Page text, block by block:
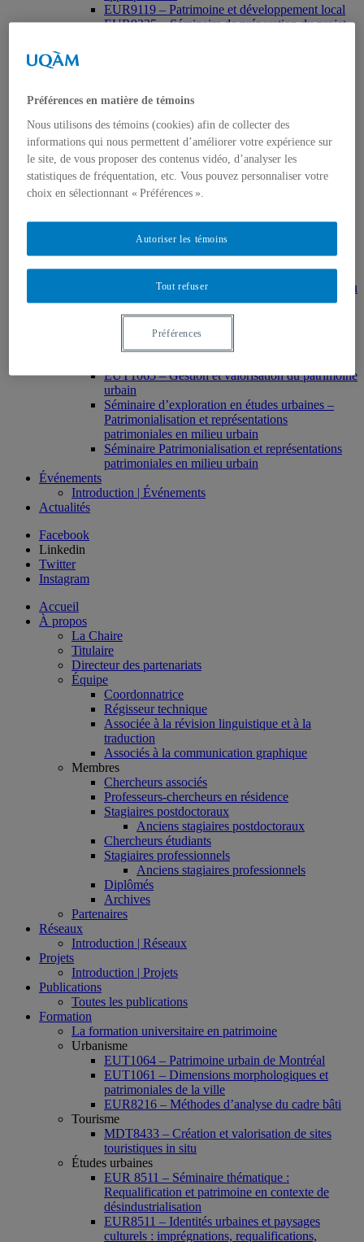
EUR9119 – Patrimoine et développement local
EUR9335 – Séminaire de préparation du projet
patrimoniales en milieu urbain
MSL9006 La patrimonialisation
Histoire de l’art
HAR2644 – Animation, communications,
gestion en patrimoine
Direction de thèses et de mémoires
Stages
touristiques
MDT8101 – Culture et tourisme
MSL9005 – La patrimonialisation
EUR7102 – Dimensions sociales et culturelles du
tourisme
EUR8216 – Méthodes d’analyse du cadre bâti
EUR8460 – Patrimoine et requalification des
espaces urbains
EUT1065 – Gestion et valorisation du patrimoine
urbain
Séminaire d’exploration en études urbaines –
Patrimonialisation et représentations
patrimoniales en milieu urbain
Séminaire Patrimonialisation et représentations
patrimoniales en milieu urbain
Événements
Introduction | Événements
Actualités
Facebook
Linkedin
Twitter
Instagram
Accueil
À propos
La Chaire
Titulaire
Directeur des partenariats
Équipe
Coordonnatrice
Régisseur technique
Associée à la révision linguistique et à la
traduction
Associés à la communication graphique
Membres
Chercheurs associés
Professeurs-chercheurs en résidence
Stagiaires postdoctoraux
Anciens stagiaires postdoctoraux
Chercheurs étudiants
Stagiaires professionnels
Anciens stagiaires professionnels
Diplômés
Archives
Partenaires
Réseaux
Introduction | Réseaux
Projets
Introduction | Projets
Publications
Toutes les publications
Formation
La formation universitaire en patrimoine
Urbanisme
EUT1064 – Patrimoine urbain de Montréal
EUT1061 – Dimensions morphologiques et
patrimoniales de la ville
EUR8216 – Méthodes d’analyse du cadre bâti
Tourisme
MDT8433 – Création et valorisation de sites
touristiques in situ
Études urbaines
EUR 8511 – Séminaire thématique :
Requalification et patrimoine en contexte de
désindustrialisation
EUR8511 – Identités urbaines et paysages
culturels : imprégnations, requalifications,
Préférences en matière de témoins
Nous utilisons des témoins (cookies) afin de collecter des
informations qui nous permettent d’améliorer votre expérience sur
le site, de vous proposer des contenus vidéo, d’analyser les
statistiques de fréquentation, etc. Vous pouvez personnaliser votre
choix en sélectionnant « Préférences ».
Tout refuser
Autoriser les témoins
Préférences